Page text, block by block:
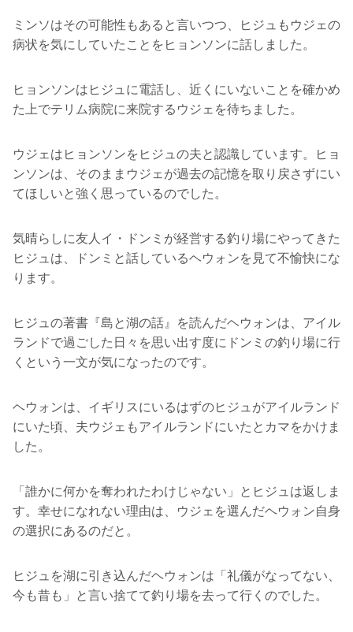
ミンソはその可能性もあると言いつつ、ヒジュもウジェの
病状を気にしていたことをヒョンソンに話しました。
ヒョンソンはヒジュに電話し、近くにいないことを確かめ
た上でテリム病院に来院するウジェを待ちました。
ウジェはヒョンソンをヒジュの夫と認識しています。ヒョ
ンソンは、そのままウジェが過去の記憶を取り戻さずにい
てほしいと強く思っているのでした。
気晴らしに友人イ・ドンミが経営する釣り場にやってきた
ヒジュは、ドンミと話しているヘウォンを見て不愉快にな
ります。
ヒジュの著書『島と湖の話』を読んだヘウォンは、アイル
ランドで過ごした日々を思い出す度にドンミの釣り場に行
くという一文が気になったのです。
ヘウォンは、イギリスにいるはずのヒジュがアイルランド
にいた頃、夫ウジェもアイルランドにいたとカマをかけま
した。
「誰かに何かを奪われたわけじゃない」とヒジュは返しま
す。幸せになれない理由は、ウジェを選んだヘウォン自身
の選択にあるのだと。
ヒジュを湖に引き込んだヘウォンは「礼儀がなってない、
今も昔も」と言い捨てて釣り場を去って行くのでした。